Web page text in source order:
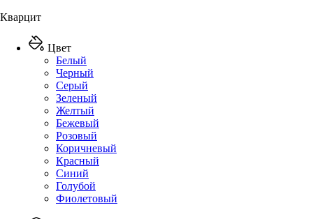
Кварцит
Цвет
Белый
Черный
Серый
Зеленый
Желтый
Бежевый
Розовый
Коричневый
Красный
Синий
Голубой
Фиолетовый